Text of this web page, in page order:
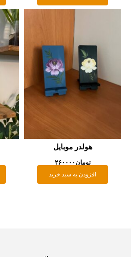
هولدر موبایل
تومان۲۶۰۰۰۰
افزودن به سبد خرید